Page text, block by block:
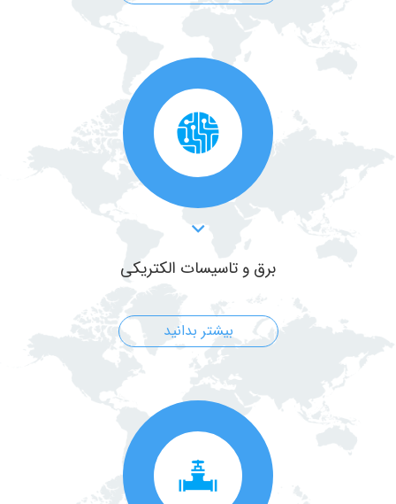
برق و تاسیسات الکتریکی
بیشتر بدانید